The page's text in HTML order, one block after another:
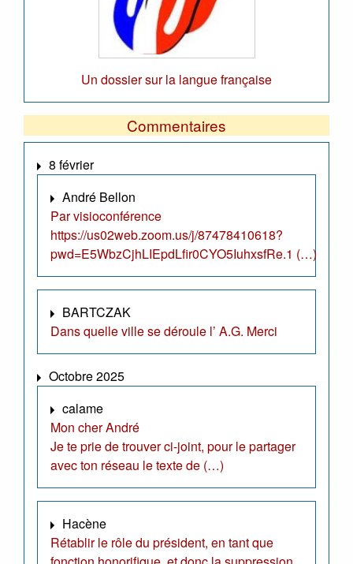
Un dossier sur la langue française
Commentaires
8 février
André Bellon
Par visioconférence
https://us02web.zoom.us/j/87478410618?
pwd=E5WbzCjhLIEpdLfir0CYO5IuhxsfRe.1 (…)
BARTCZAK
Dans quelle ville se déroule l’ A.G. Merci
Octobre 2025
calame
Mon cher André
Je te prie de trouver ci-joint, pour le partager
avec ton réseau le texte de (…)
Hacène
Rétablir le rôle du président, en tant que